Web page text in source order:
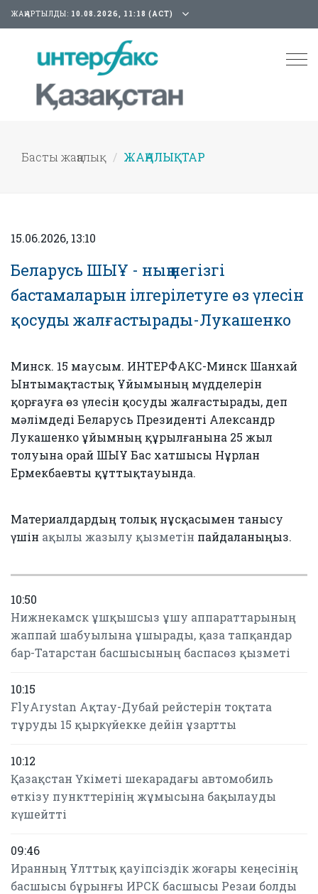
ЖАҢАРТЫЛДЫ: 10.08.2026, 11:18 (АСТ)
Басты жаңалық ЖАҢАЛЫҚТАР
15.06.2026, 13:10
Беларусь ШЫҰ - ның негізгі
бастамаларын ілгерілетуге өз үлесін
қосуды жалғастырады-Лукашенко
Минск. 15 маусым. ИНТЕРФАКС-Минск Шанхай
Ынтымақтастық Ұйымының мүдделерін
қорғауға өз үлесін қосуды жалғастырады, деп
мәлімдеді Беларусь Президенті Александр
Лукашенко ұйымның құрылғанына 25 жыл
толуына орай ШЫҰ Бас хатшысы Нұрлан
Ермекбаевты құттықтауында.
Материалдардың толық нұсқасымен танысу
үшін ақылы жазылу қызметін пайдаланыңыз.
10:50
Нижнекамск ұшқышсыз ұшу аппараттарының
жаппай шабуылына ұшырады, қаза тапқандар
бар-Татарстан басшысының баспасөз қызметі
10:15
FlyArystan Ақтау-Дубай рейстерін тоқтата
тұруды 15 қыркүйекке дейін ұзартты
10:12
Қазақстан Үкіметі шекарадағы автомобиль
өткізу пункттерінің жұмысына бақылауды
күшейтті
09:46
Иранның Ұлттық қауіпсіздік жоғары кеңесінің
басшысы бұрынғы ИРСК басшысы Резаи болды